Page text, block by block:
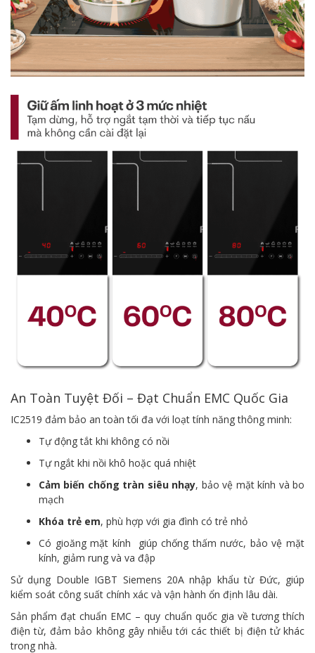
An Toàn Tuyệt Đối – Đạt Chuẩn EMC Quốc Gia
IC2519 đảm bảo an toàn tối đa với loạt tính năng thông minh:
Tự động tắt khi không có nồi
Tự ngắt khi nồi khô hoặc quá nhiệt
Cảm biến chống tràn siêu nhạy, bảo vệ mặt kính và bo
mạch
Khóa trẻ em, phù hợp với gia đình có trẻ nhỏ
Có gioăng mặt kính giúp chống thấm nước, bảo vệ mặt
kính, giảm rung và va đập
Sử dụng Double IGBT Siemens 20A nhập khẩu từ Đức, giúp
kiểm soát công suất chính xác và vận hành ổn định lâu dài.
Sản phẩm đạt chuẩn EMC – quy chuẩn quốc gia về tương thích
điện từ, đảm bảo không gây nhiễu tới các thiết bị điện tử khác
trong nhà.